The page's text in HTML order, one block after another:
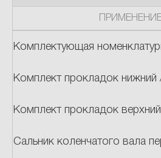
Комплектующая
Комплект прокладок нижний
Комплект прокладок
Сальник коленчатого вала